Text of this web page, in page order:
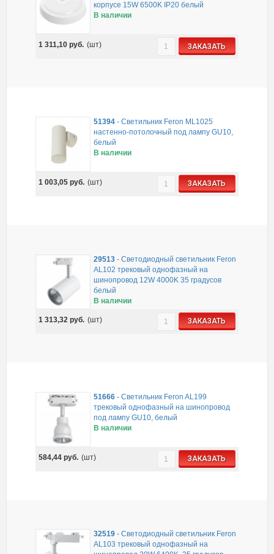
корпусе 15W 6500K IP20 белый
В наличии
1 311,10руб. (шт) ЗАКАЗАТЬ
51394 -Светильник Feron ML1025
настенно-потолочный под лампу GU10,
белый
В наличии
1 003,05руб. (шт) ЗАКАЗАТЬ
29513 -Светодиодный светильник Feron
AL102 трековый однофазный на
шинопровод 12W 4000K 35 градусов
белый
В наличии
1 313,32руб. (шт) ЗАКАЗАТЬ
51666 -Светильник Feron AL199
трековый однофазный на шинопровод
под лампу GU10, белый
В наличии
584,44руб. (шт) ЗАКАЗАТЬ
32519 -Светодиодный светильник Feron
AL103 трековый однофазный на